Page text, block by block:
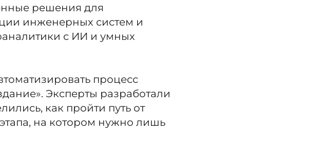
решения для
инженерных систем и
с ИИ и умных
процесс
Эксперты разработали
как пройти путь от
на котором нужно лишь